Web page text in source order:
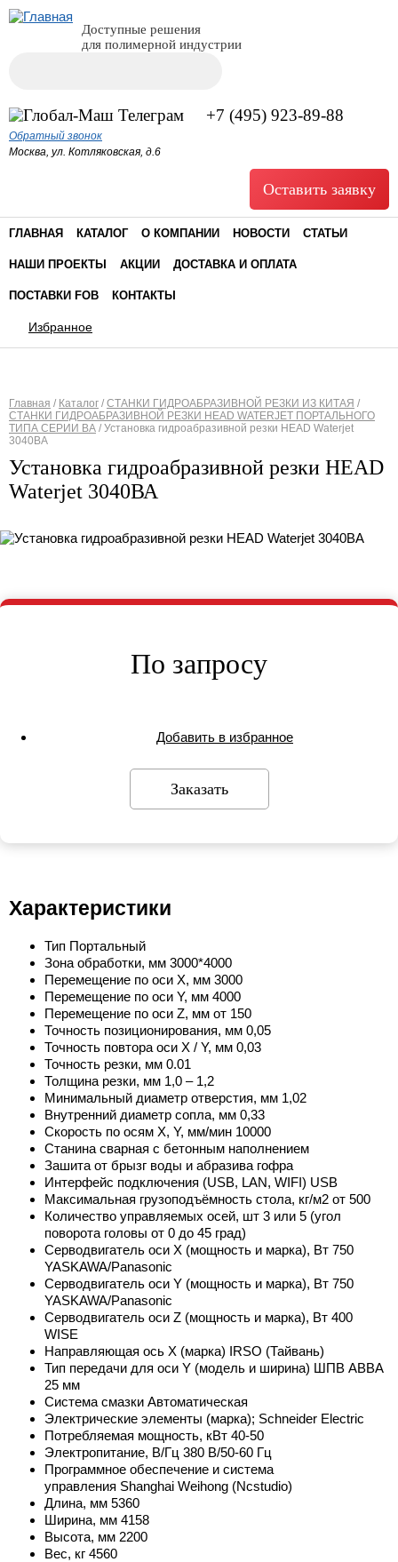
Доступные решения
для полимерной индустрии
+7 (495) 923-89-88
Обратный звонок
Москва, ул. Котляковская, д.6
Оставить заявку
ГЛАВНАЯ КАТАЛОГ О КОМПАНИИ НОВОСТИ СТАТЬИ
НАШИ ПРОЕКТЫ АКЦИИ ДОСТАВКА И ОПЛАТА
ПОСТАВКИ FOB КОНТАКТЫ
Избранное
Вы здесь
Главная / Каталог / СТАНКИ ГИДРОАБРАЗИВНОЙ РЕЗКИ ИЗ КИТАЯ /
СТАНКИ ГИДРОАБРАЗИВНОЙ РЕЗКИ HEAD WATERJET ПОРТАЛЬНОГО
ТИПА СЕРИИ BА / Установка гидроабразивной резки HEAD Waterjet
3040ВА
Установка гидроабразивной резки HEAD
Waterjet 3040ВА
По запросу
Добавить в избранное
Заказать
Характеристики
Тип Портальный
Зона обработки, мм 3000*4000
Перемещение по оси X, мм 3000
Перемещение по оси Y, мм 4000
Перемещение по оси Z, мм от 150
Точность позиционирования, мм 0,05
Точность повтора оси X / Y, мм 0,03
Точность резки, мм 0.01
Толщина резки, мм 1,0 – 1,2
Минимальный диаметр отверстия, мм 1,02
Внутренний диаметр сопла, мм 0,33
Скорость по осям X, Y, мм/мин 10000
Станина сварная с бетонным наполнением
Зашита от брызг воды и абразива гофра
Интерфейс подключения (USB, LAN, WIFI) USB
Максимальная грузоподъёмность стола, кг/м2 от 500
Количество управляемых осей, шт 3 или 5 (угол
поворота головы от 0 до 45 град)
Серводвигатель оси X (мощность и марка), Вт 750
YASKAWA/Panasonic
Серводвигатель оси Y (мощность и марка), Вт 750
YASKAWA/Panasonic
Серводвигатель оси Z (мощность и марка), Вт 400
WISE
Направляющая ось X (марка) IRSO (Тайвань)
Тип передачи для оси Y (модель и ширина) ШПВ АВВА
25 мм
Система смазки Автоматическая
Электрические элементы (марка); Schneider Electric
Потребляемая мощность, кВт 40-50
Электропитание, В/Гц 380 В/50-60 Гц
Программное обеспечение и система
управления Shanghai Weihong (Ncstudio)
Длина, мм 5360
Ширина, мм 4158
Высота, мм 2200
Вес, кг 4560